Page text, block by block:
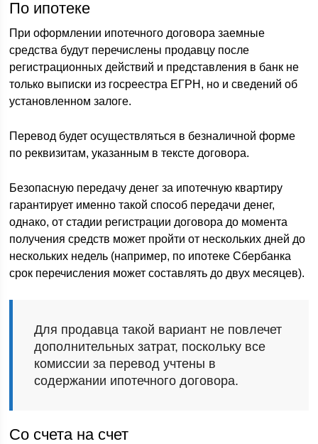
По ипотеке
При оформлении ипотечного договора заемные
средства будут перечислены продавцу после
регистрационных действий и представления в банк не
только выписки из госреестра ЕГРН, но и сведений об
установленном залоге.
Перевод будет осуществляться в безналичной форме
по реквизитам, указанным в тексте договора.
Безопасную передачу денег за ипотечную квартиру
гарантирует именно такой способ передачи денег,
однако, от стадии регистрации договора до момента
получения средств может пройти от нескольких дней до
нескольких недель (например, по ипотеке Сбербанка
срок перечисления может составлять до двух месяцев).
Для продавца такой вариант не повлечет
дополнительных затрат, поскольку все
комиссии за перевод учтены в
содержании ипотечного договора.
Со счета на счет